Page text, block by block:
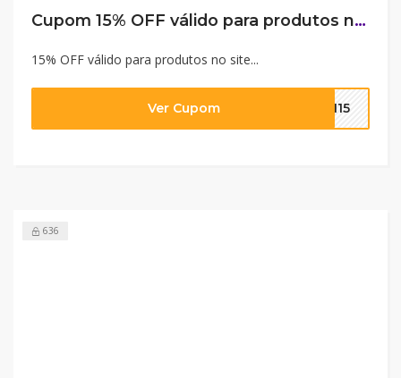
Cupom 15% OFF válido para produtos no site
15% OFF válido para produtos no site...
Ver Cupom ON15
636